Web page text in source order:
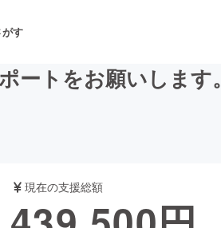
す
マンス
ートをお願いします。
現在の支援総額